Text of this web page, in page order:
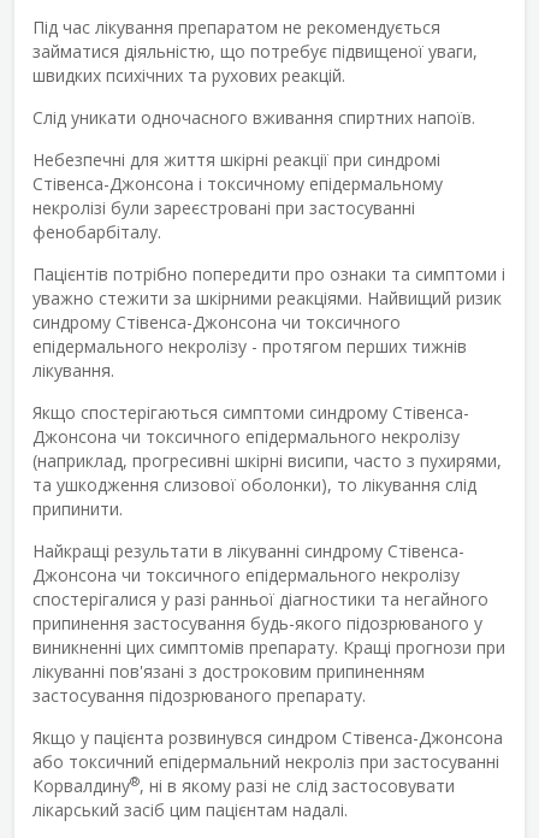
Під час лікування препаратом не рекомендується
займатися діяльністю, що потребує підвищеної уваги,
швидких психічних та рухових реакцій.
Слід уникати одночасного вживання спиртних напоїв.
Небезпечні для життя шкірні реакції при синдромі
Стівенса-Джонсона і токсичному епідермальному
некролізі були зареєстровані при застосуванні
фенобарбіталу.
Пацієнтів потрібно попередити про ознаки та симптоми і
уважно стежити за шкірними реакціями. Найвищий ризик
синдрому Стівенса-Джонсона чи токсичного
епідермального некролізу - протягом перших тижнів
лікування.
Якщо спостерігаються симптоми синдрому Стівенса-
Джонсона чи токсичного епідермального некролізу
(наприклад, прогресивні шкірні висипи, часто з пухирями,
та ушкодження слизової оболонки), то лікування слід
припинити.
Найкращі результати в лікуванні синдрому Стівенса-
Джонсона чи токсичного епідермального некролізу
спостерігалися у разі ранньої діагностики та негайного
припинення застосування будь-якого підозрюваного у
виникненні цих симптомів препарату. Кращі прогнози при
лікуванні пов'язані з достроковим припиненням
застосування підозрюваного препарату.
Якщо у пацієнта розвинувся синдром Стівенса-Джонсона
або токсичний епідермальний некроліз при застосуванні
Корвалдину®, ні в якому разі не слід застосовувати
лікарський засіб цим пацієнтам надалі.